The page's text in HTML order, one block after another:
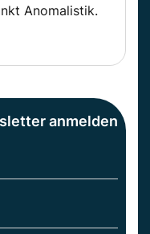
Anomalistik.
anmelden